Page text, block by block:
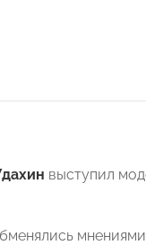
выступил